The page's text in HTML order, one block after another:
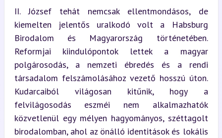
II. József tehát nemcsak ellentmondásos, de
kiemelten jelentős uralkodó volt a Habsburg
Birodalom és Magyarország történetében.
Reformjai kiindulópontok lettek a magyar
polgárosodás, a nemzeti ébredés és a rendi
társadalom felszámolásához vezető hosszú úton.
Kudarcaiból világosan kitűnik, hogy a
felvilágosodás eszméi nem alkalmazhatók
közvetlenül egy mélyen hagyományos, széttagolt
birodalomban, ahol az önálló identitások és lokális